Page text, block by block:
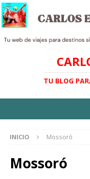
TU BLOG
INICIO Mossoró
Mossoró